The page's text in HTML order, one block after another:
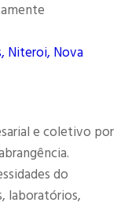
Niteroi, Nova
e coletivo por
do
laboratórios,